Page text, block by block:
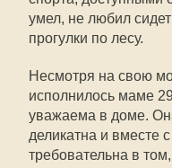
умел, не любил
прогулки по лесу.
Несмотря на свою
исполнилось маме
уважаема в доме.
деликатна и вместе
требовательна в